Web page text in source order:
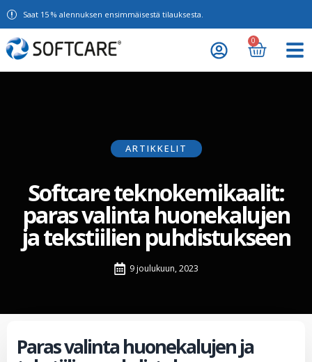
Saat 15 % alennuksen ensimmäisestä tilauksesta.
0
ARTIKKELIT
Softcare teknokemikaalit:
paras valinta huonekalujen
ja tekstiilien puhdistukseen
9 joulukuun, 2023
Paras valinta huonekalujen ja